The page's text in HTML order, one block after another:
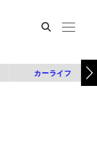
カーライフ